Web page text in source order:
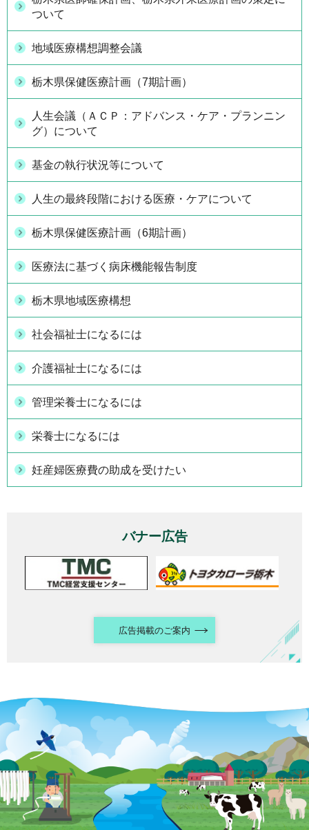
ついて
地域医療構想調整会議
栃木県保健医療計画（7期計画）
人生会議（ＡＣＰ：アドバンス・ケア・プランニン
グ）について
基金の執行状況等について
人生の最終段階における医療・ケアについて
栃木県保健医療計画（6期計画）
医療法に基づく病床機能報告制度
栃木県地域医療構想
社会福祉士になるには
介護福祉士になるには
管理栄養士になるには
栄養士になるには
妊産婦医療費の助成を受けたい
バナー広告
広告掲載のご案内